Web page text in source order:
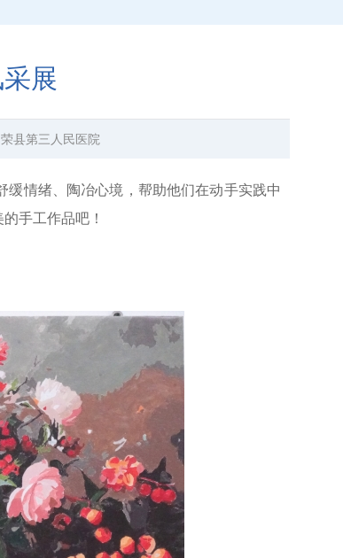
展
荣县第三人民医院
情绪、陶冶心境，帮助他们在动手实践中
手工作品吧！